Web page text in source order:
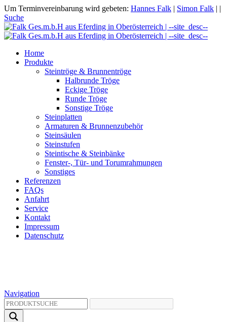
Um Terminvereinbarung wird gebeten: Hannes Falk | Simon Falk | |
Suche
Home
Produkte
Steintröge & Brunnentröge
Halbrunde Tröge
Eckige Tröge
Runde Tröge
Sonstige Tröge
Steinplatten
Armaturen & Brunnenzubehör
Steinsäulen
Steinstufen
Steintische & Steinbänke
Fenster-, Tür- und Torumrahmungen
Sonstiges
Referenzen
FAQs
Anfahrt
Service
Kontakt
Impressum
Datenschutz
Navigation